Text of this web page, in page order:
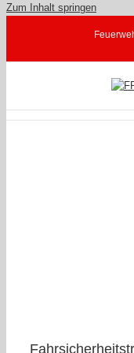
Zum Inhalt springen